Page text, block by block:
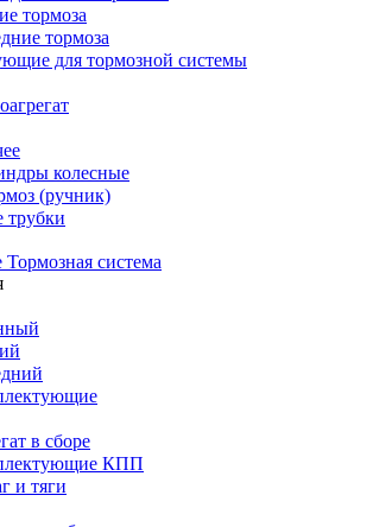
тормоза
тормоза
для тормозной системы
колесные
(ручник)
трубки
Тормозная система
в сборе
КПП
и тяги